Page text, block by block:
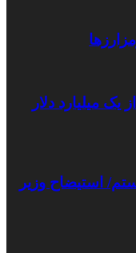
یک میلیارد دلار
استیضاح وزیر